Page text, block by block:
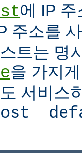
에 IP
주소를
트는 명
을 가지
서비스